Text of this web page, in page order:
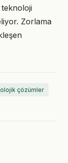
Zorlama
çözümler